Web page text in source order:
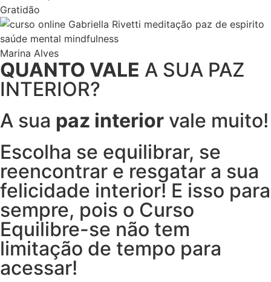
Gratidão
Marina Alves
QUANTO VALE A SUA PAZ
INTERIOR?
A sua paz interior vale muito!
Escolha se equilibrar, se
reencontrar e resgatar a sua
felicidade interior! E isso para
sempre, pois o Curso
Equilibre-se não tem
limitação de tempo para
acessar!